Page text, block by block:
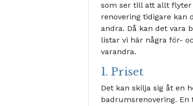
som ser till att allt flyter
renovering tidigare kan
andra. Då kan det vara
listar vi här några för-
varandra.
1. Priset
Det kan skilja sig åt en
badrumsrenovering.